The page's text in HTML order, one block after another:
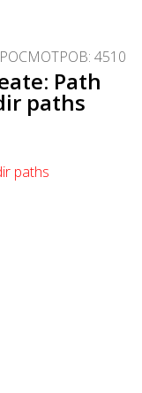
4510
Path
paths
paths